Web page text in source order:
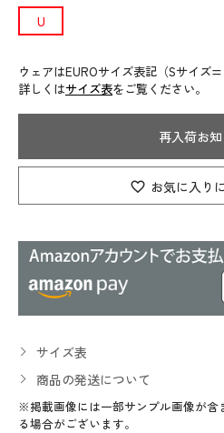
U
ウェアはEUROサイズ表記（Sサイズ=
詳しくはサイズ表をご覧ください。
再入荷お
お気に入り
サイズ表
商品の発送について
※掲載画像には一部サンプル画像が含
る場合がございます。